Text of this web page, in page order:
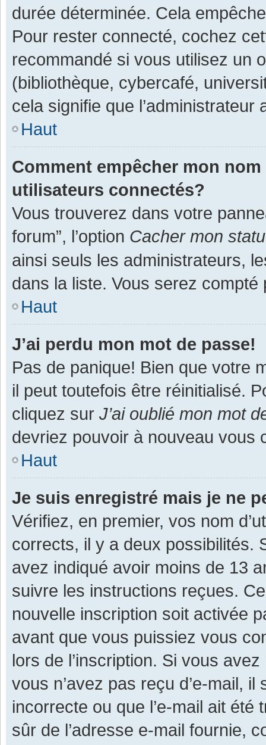
durée déterminée. Cela
Pour rester connecté, cochez
recommandé si vous utilisez un
(bibliothèque, cybercafé,
cela signifie que
Haut
Comment empêcher mon
utilisateurs connectés?
Vous trouverez dans votre
forum”, l’option Cacher mon
ainsi seuls les administrateurs,
dans la liste. Vous serez
Haut
J’ai perdu mon mot de passe!
Pas de panique! Bien que votre
il peut toutefois être réinitialisé.
cliquez sur J’ai oublié mon mot
devriez pouvoir à nouveau vous
Haut
Je suis enregistré mais je ne
Vérifiez, en premier, vos nom
corrects, il y a deux possibilités.
avez indiqué avoir moins de 13
suivre les instructions reçues.
nouvelle inscription soit activée
avant que vous puissiez vous
lors de l’inscription. Si vous
vous n’avez pas reçu d’e-mail,
incorrecte ou que l’e-mail ait
sûr de l’adresse e-mail fournie,